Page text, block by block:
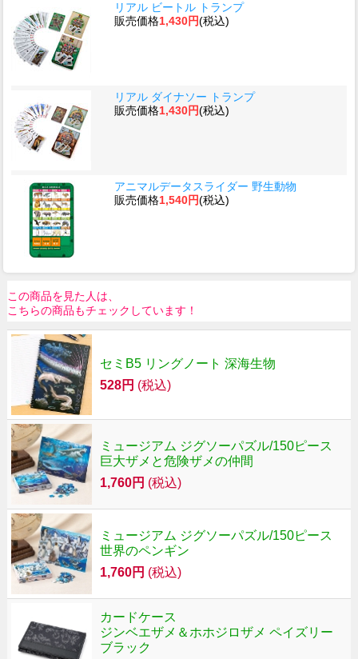
リアル ビートル トランプ
販売価格1,430円(税込)
リアル ダイナソー トランプ
販売価格1,430円(税込)
アニマルデータスライダー 野生動物
販売価格1,540円(税込)
この商品を見た人は、
こちらの商品もチェックしています！
セミB5 リングノート 深海生物
528円 (税込)
ミュージアム ジグソーパズル/150ピース
巨大ザメと危険ザメの仲間
1,760円 (税込)
ミュージアム ジグソーパズル/150ピース
世界のペンギン
1,760円 (税込)
カードケース
ジンベエザメ＆ホホジロザメ ペイズリー
ブラック